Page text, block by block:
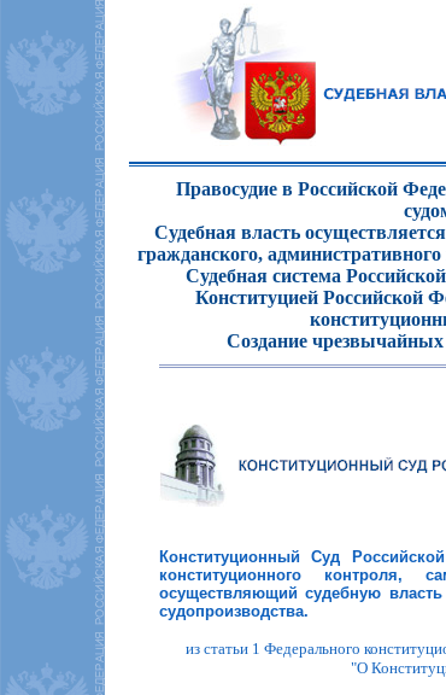
Правосудие в Российской
Судебная власть
гражданского, административного
Судебная система
Конституцией Российской
Создание чрезвычайных
Конституционный Суд
конституционного контроля,
осуществляющий судебную власть
судопроизводства.
из статьи 1 Федерального
"О